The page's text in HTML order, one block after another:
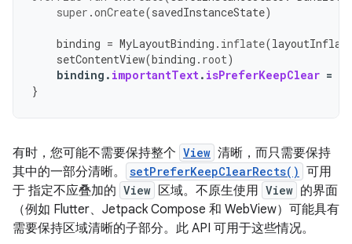
super .onCreate(savedInstanceState)
binding = MyLayoutBinding . inflate(
setContentView(binding . root)
binding . importantText. isPreferKeepClear =
}
有时，您可能不需要保持整个 View 清晰，而只需要保持
其中的一部分清晰。
setPreferKeepClearRects() 可用
于 指定不应叠加的 View 区域。不原生使用 View 的界面
（例如 Flutter、Jetpack Compose 和 WebView）可能具有
需要保持区域清晰的子部分。此 API 可用于这些情况。